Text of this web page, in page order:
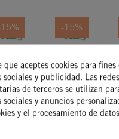
II
€
€
-15%
Pistón
Talla II
263,96 €
224,37 €
aceptes cookies para fines
y publicidad. Las
de terceros se utilizan
y anuncios
y el procesamiento de